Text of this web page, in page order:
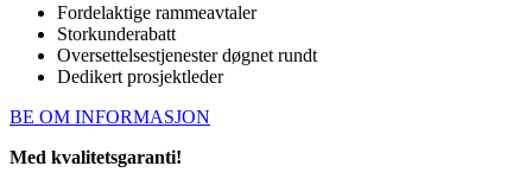
Fordelaktige rammeavtaler
Storkunderabatt
Oversettelsestjenester døgnet rundt
Dedikert prosjektleder
BE OM INFORMASJON
Med kvalitetsgaranti!